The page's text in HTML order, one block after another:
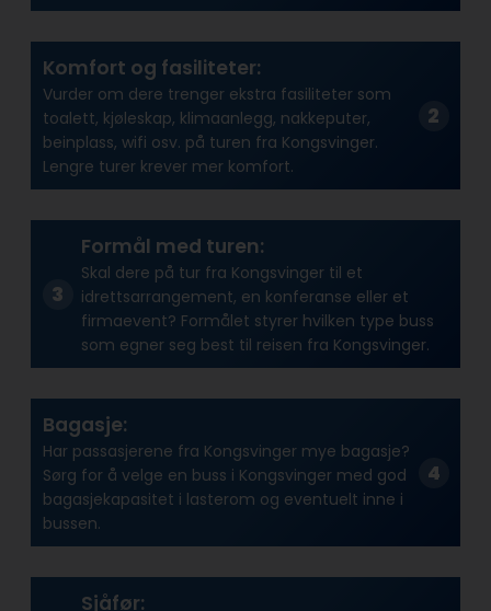
Komfort og fasiliteter:
Vurder om dere trenger ekstra fasiliteter som
toalett, kjøleskap, klimaanlegg, nakkeputer,
beinplass, wifi osv. på turen fra Kongsvinger.
Lengre turer krever mer komfort.
Formål med turen:
Skal dere på tur fra Kongsvinger til et
idrettsarrangement, en konferanse eller et
firmaevent? Formålet styrer hvilken type buss
som egner seg best til reisen fra Kongsvinger.
Bagasje:
Har passasjerene fra Kongsvinger mye bagasje?
Sørg for å velge en buss i Kongsvinger med god
bagasjekapasitet i lasterom og eventuelt inne i
bussen.
Sjåfør: